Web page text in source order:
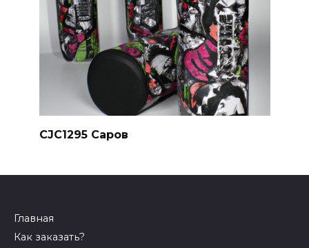
CJC1295 Саров
Главная
Как заказать?